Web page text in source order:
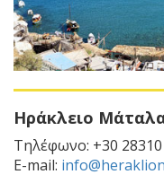
Ηράκλειο
Τηλέφωνο: +30
E-mail: